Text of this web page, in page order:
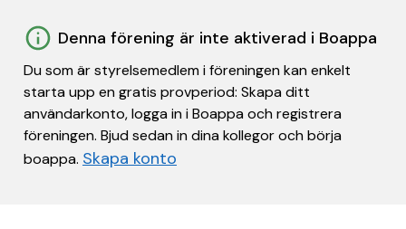
Denna förening är inte aktiverad i Boappa
Du som är styrelsemedlem i föreningen kan enkelt
starta upp en gratis provperiod: Skapa ditt
användarkonto, logga in i Boappa och registrera
föreningen. Bjud sedan in dina kollegor och börja
boappa. Skapa konto